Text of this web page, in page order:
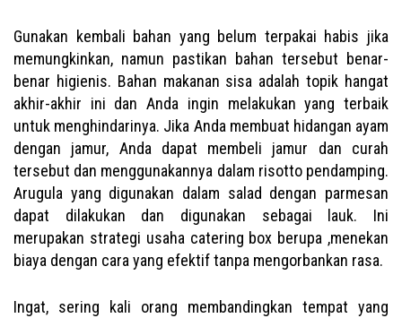
Gunakan kembali bahan yang belum terpakai habis jika
memungkinkan, namun pastikan bahan tersebut benar-
benar higienis. Bahan makanan sisa adalah topik hangat
akhir-akhir ini dan Anda ingin melakukan yang terbaik
untuk menghindarinya. Jika Anda membuat hidangan ayam
dengan jamur, Anda dapat membeli jamur dan curah
tersebut dan menggunakannya dalam risotto pendamping.
Arugula yang digunakan dalam salad dengan parmesan
dapat dilakukan dan digunakan sebagai lauk. Ini
merupakan strategi usaha catering box berupa ,menekan
biaya dengan cara yang efektif tanpa mengorbankan rasa.
Ingat, sering kali orang membandingkan tempat yang